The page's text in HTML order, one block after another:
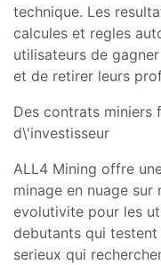
technique. Les
calcules et regles
utilisateurs de
et de retirer leurs
Des contrats miniers
d\'investisseur
ALL4 Mining offre
minage en nuage
evolutivite pour les
debutants qui testent
serieux qui